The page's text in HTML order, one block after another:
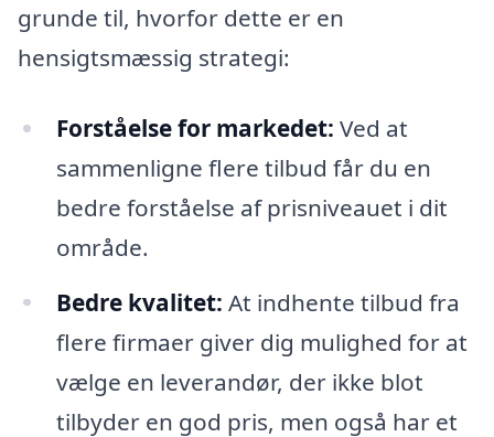
grunde til, hvorfor dette er en
hensigtsmæssig strategi:
Forståelse for markedet: Ved at
sammenligne flere tilbud får du en
bedre forståelse af prisniveauet i dit
område.
Bedre kvalitet: At indhente tilbud fra
flere firmaer giver dig mulighed for at
vælge en leverandør, der ikke blot
tilbyder en god pris, men også har et